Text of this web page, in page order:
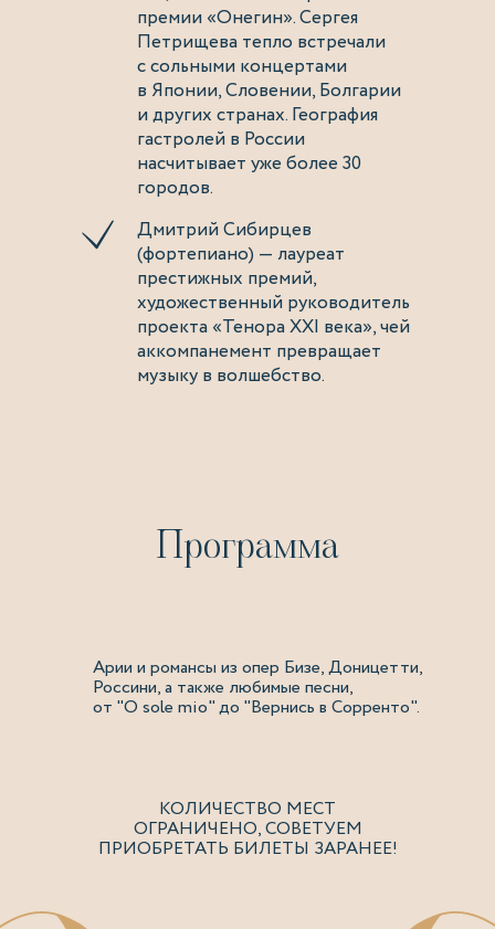
премии «Онегин». Сергея
Петрищева тепло встречали
с сольными концертами
в Японии, Словении, Болгарии
и других странах. География
гастролей в России
насчитывает уже более 30
городов.
Дмитрий Сибирцев
(фортепиано) — лауреат
престижных премий,
художественный руководитель
проекта «Тенора XXI века», чей
аккомпанемент превращает
музыку в волшебство.
Программа
Арии и романсы из опер Бизе, Доницетти,
Россини, а также любимые песни,
от "O sole mio" до "Вернись в Сорренто".
КОЛИЧЕСТВО МЕСТ
ОГРАНИЧЕНО, СОВЕТУЕМ
ПРИОБРЕТАТЬ БИЛЕТЫ ЗАРАНЕЕ!